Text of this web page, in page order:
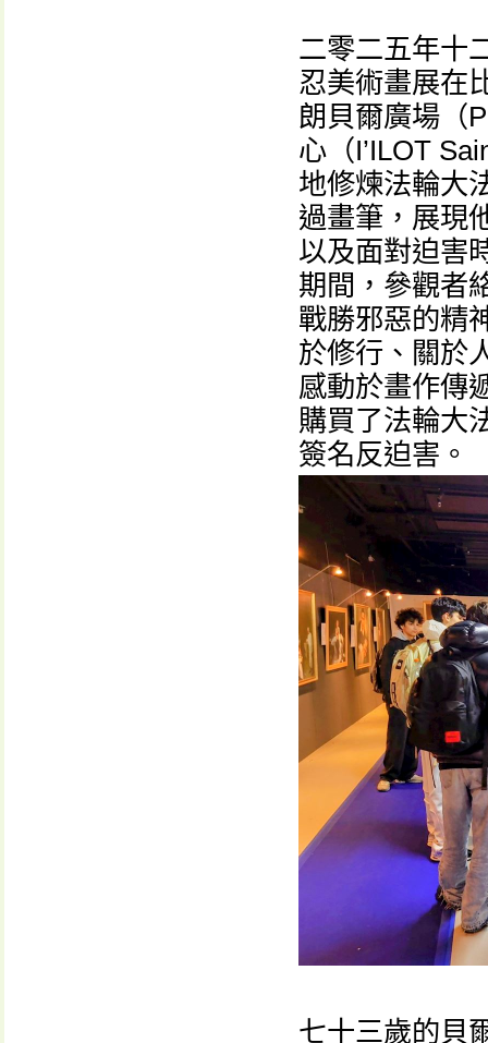
二零二五年十
忍美術畫展在
朗貝爾廣場（
心（I’ILOT
地修煉法輪大
過畫筆，展現
以及面對迫害
期間，參觀者
戰勝邪惡的精
於修行、關於
感動於畫作傳
購買了法輪大
簽名反迫害。
七十三歲的貝